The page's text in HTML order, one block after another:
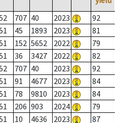
707 40 2023 92
45 1893 2023 81
152 5652 2022 79
36 3427 2022 82
707 40 2023 92
91 4677 2023 84
78 9810 2023 84
206 903 2024 79
10 4636 2023 87